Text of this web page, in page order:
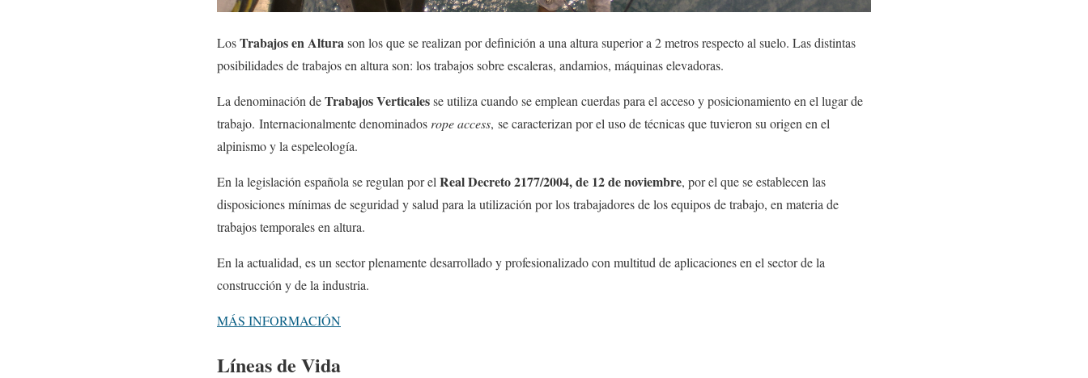
LosTrabajos en Alturason los que se realizan por definición a una altura superior a 2 metros respecto al suelo. Las distintas
posibilidades de trabajos en altura son: los trabajos sobre escaleras, andamios, máquinas elevadoras.
La denominación deTrabajos Verticalesse utiliza cuando se emplean cuerdas para el acceso y posicionamiento en el lugar de
trabajo. Internacionalmente denominadosrope access, se caracterizan por el uso de técnicas que tuvieron su origen en el
alpinismo y la espeleología.
En la legislación española se regulan por elReal Decreto 2177/2004, de 12 de noviembre, por el que se establecen las
disposiciones mínimas de seguridad y salud para la utilización por los trabajadores de los equipos de trabajo, en materia de
trabajos temporales en altura.
En la actualidad, es un sector plenamente desarrollado y profesionalizado con multitud de aplicaciones en el sector de la
construcción y de la industria.
MÁS INFORMACIÓN
Líneas de Vida